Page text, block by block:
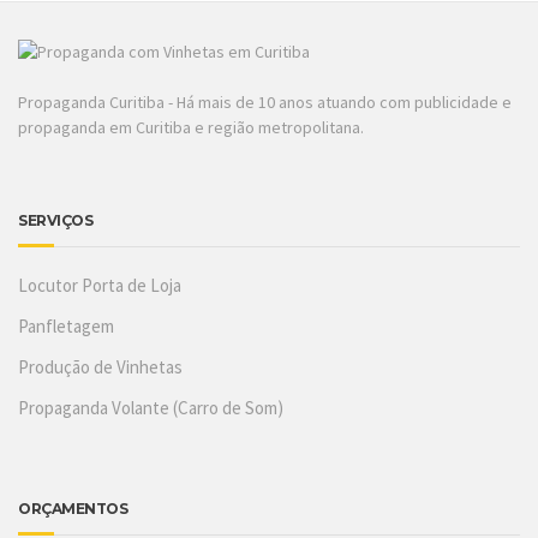
Propaganda Curitiba - Há mais de 10 anos atuando com publicidade e
propaganda em Curitiba e região metropolitana.
SERVIÇOS
Locutor Porta de Loja
Panfletagem
Produção de Vinhetas
Propaganda Volante (Carro de Som)
ORÇAMENTOS